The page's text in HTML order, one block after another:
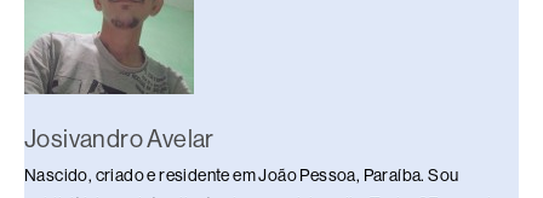
Josivandro Avelar
Nascido, criado e residente em João Pessoa, Paraíba. Sou